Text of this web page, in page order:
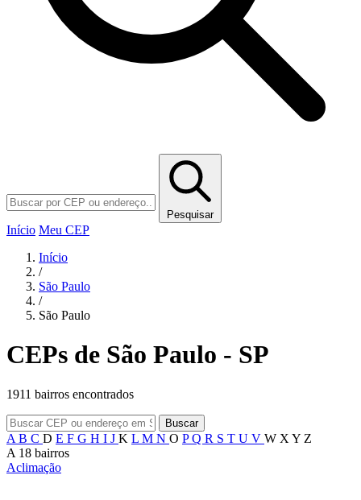
Pesquisar
Início Meu CEP
Início
/
São Paulo
/
São Paulo
CEPs de São Paulo - SP
1911 bairros encontrados
Buscar
A B C D E F G H I J K L M N O PQ R S T U V W X Y Z
A 18 bairros
Aclimação